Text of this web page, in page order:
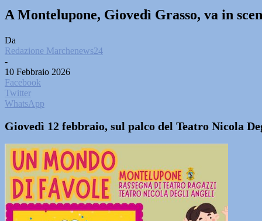
A Montelupone, Giovedì Grasso, va in
Da
Redazione Marchenews24
-
10 Febbraio 2026
Facebook
Twitter
WhatsApp
Giovedì 12 febbraio, sul palco del Teatro Nicola